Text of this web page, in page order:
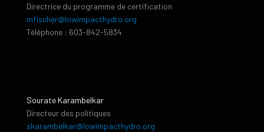
Directrice du programme de certification
mfischer@lowimpacthydro.org
Téléphone : 603-842-5834
Sourate Karambelkar
Directeur des politiques
skarambelkar@lowimpacthydro.org